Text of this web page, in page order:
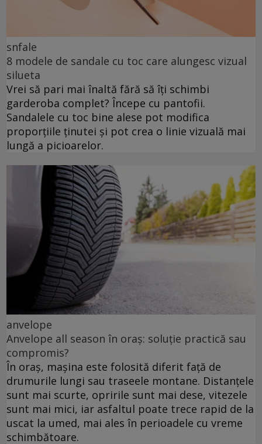
snfale
8 modele de sandale cu toc care alungesc vizual
silueta
Vrei să pari mai înaltă fără să îți schimbi
garderoba complet? Începe cu pantofii.
Sandalele cu toc bine alese pot modifica
proporțiile ținutei și pot crea o linie vizuală mai
lungă a picioarelor.
anvelope
Anvelope all season în oraș: soluție practică sau
compromis?
În oraș, mașina este folosită diferit față de
drumurile lungi sau traseele montane. Distanțele
sunt mai scurte, opririle sunt mai dese, vitezele
sunt mai mici, iar asfaltul poate trece rapid de la
uscat la umed, mai ales în perioadele cu vreme
schimbătoare.